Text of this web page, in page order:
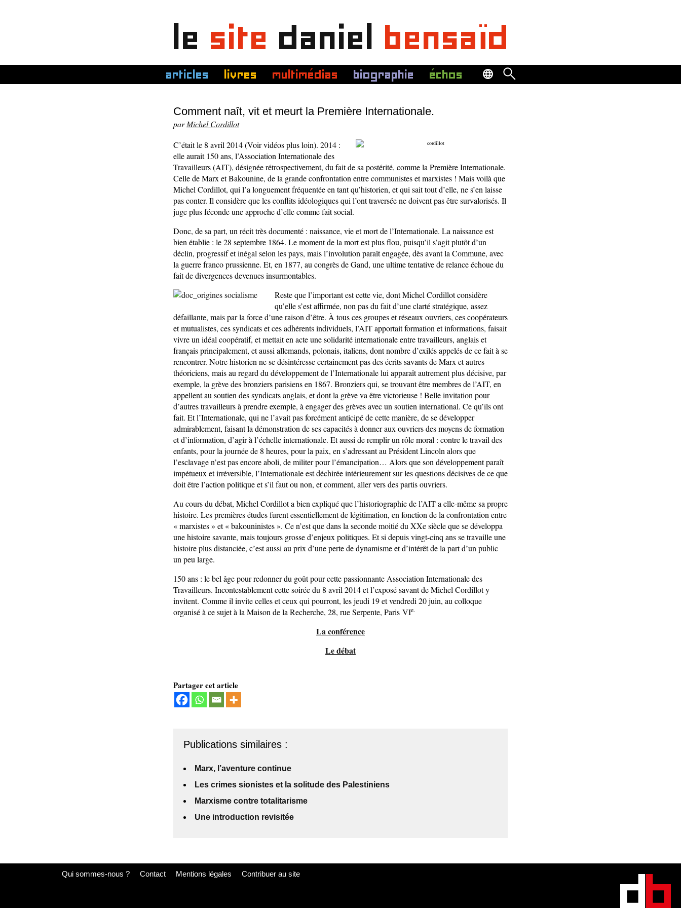
le site daniel bensaïd
articles livres multimédias biographie échos
Comment naît, vit et meurt la Première Internationale.
parMichel Cordillot
C’était le 8 avril 2014 (Voir vidéos plus loin). 2014 :
elle aurait 150 ans, l’Association Internationale des
Travailleurs (AIT), désignée rétrospectivement, du fait de sa postérité, comme la Première Internationale.
Celle de Marx et Bakounine, de la grande confrontation entre communistes et marxistes ! Mais voilà que
Michel Cordillot, qui l’a longuement fréquentée en tant qu’historien, et qui sait tout d’elle, ne s’en laisse
pas conter. Il considère que les conflits idéologiques qui l’ont traversée ne doivent pas être survalorisés. Il
juge plus féconde une approche d’elle comme fait social.
Donc, de sa part, un récit très documenté : naissance, vie et mort de l’Internationale. La naissance est
bien établie : le 28 septembre 1864. Le moment de la mort est plus flou, puisqu’il s’agit plutôt d’un
déclin, progressif et inégal selon les pays, mais l’involution paraît engagée, dès avant la Commune, avec
la guerre franco prussienne. Et, en 1877, au congrès de Gand, une ultime tentative de relance échoue du
fait de divergences devenues insurmontables.
Reste que l’important est cette vie, dont Michel Cordillot considère
qu’elle s’est affirmée, non pas du fait d’une clarté stratégique, assez
défaillante, mais par la force d’une raison d’être. À tous ces groupes et réseaux ouvriers, ces coopérateurs
et mutualistes, ces syndicats et ces adhérents individuels, l’AIT apportait formation et informations, faisait
vivre un idéal coopératif, et mettait en acte une solidarité internationale entre travailleurs, anglais et
français principalement, et aussi allemands, polonais, italiens, dont nombre d’exilés appelés de ce fait à se
rencontrer. Notre historien ne se désintéresse certainement pas des écrits savants de Marx et autres
théoriciens, mais au regard du développement de l’Internationale lui apparaît autrement plus décisive, par
exemple, la grève des bronziers parisiens en 1867. Bronziers qui, se trouvant être membres de l’AIT, en
appellent au soutien des syndicats anglais, et dont la grève va être victorieuse ! Belle invitation pour
d’autres travailleurs à prendre exemple, à engager des grèves avec un soutien international. Ce qu’ils ont
fait. Et l’Internationale, qui ne l’avait pas forcément anticipé de cette manière, de se développer
admirablement, faisant la démonstration de ses capacités à donner aux ouvriers des moyens de formation
et d’information, d’agir à l’échelle internationale. Et aussi de remplir un rôle moral : contre le travail des
enfants, pour la journée de 8 heures, pour la paix, en s’adressant au Président Lincoln alors que
l’esclavage n’est pas encore aboli, de militer pour l’émancipation… Alors que son développement paraît
impétueux et irréversible, l’Internationale est déchirée intérieurement sur les questions décisives de ce que
doit être l’action politique et s’il faut ou non, et comment, aller vers des partis ouvriers.
Au cours du débat, Michel Cordillot a bien expliqué que l’historiographie de l’AIT a elle-même sa propre
histoire. Les premières études furent essentiellement de légitimation, en fonction de la confrontation entre
« marxistes » et « bakouninistes ». Ce n’est que dans la seconde moitié du XXe siècle que se développa
une histoire savante, mais toujours grosse d’enjeux politiques. Et si depuis vingt-cinq ans se travaille une
histoire plus distanciée, c’est aussi au prix d’une perte de dynamisme et d’intérêt de la part d’un public
un peu large.
150 ans : le bel âge pour redonner du goût pour cette passionnante Association Internationale des
Travailleurs. Incontestablement cette soirée du 8 avril 2014 et l’exposé savant de Michel Cordillot y
invitent. Comme il invite celles et ceux qui pourront, les jeudi 19 et vendredi 20 juin, au colloque
organisé à ce sujet à la Maison de la Recherche, 28, rue Serpente, Paris VIe.
La conférence
Le débat
Partager cet article
Publications similaires :
Marx, l’aventure continue
Les crimes sionistes et la solitude des Palestiniens
Marxisme contre totalitarisme
Une introduction revisitée
Qui sommes-nous ? Contact Mentions légales Contribuer au site